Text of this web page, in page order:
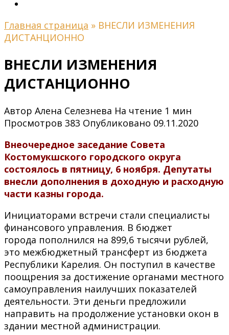
Главная страница » ВНЕСЛИ ИЗМЕНЕНИЯ
ДИСТАНЦИОННО
ВНЕСЛИ ИЗМЕНЕНИЯ
ДИСТАНЦИОННО
Автор Алена Селезнева На чтение 1 мин
Просмотров 383 Опубликовано 09.11.2020
Внеочередное заседание Совета
Костомукшского городского округа
состоялось в пятницу, 6 ноября. Депутаты
внесли дополнения в доходную и расходную
части казны города.
Инициаторами встречи стали специалисты
финансового управления. В бюджет
города пополнился на 899,6 тысячи рублей,
это межбюджетный трансферт из бюджета
Республики Карелия. Он поступил в качестве
поощрения за достижение органами местного
самоуправления наилучших показателей
деятельности. Эти деньги предложили
направить на продолжение установки окон в
здании местной администрации.